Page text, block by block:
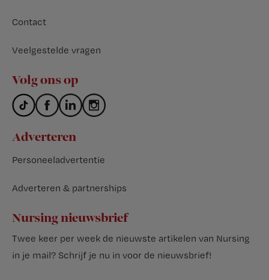
Contact
Veelgestelde vragen
Volg ons op
Adverteren
Personeeladvertentie
Adverteren & partnerships
Nursing nieuwsbrief
Twee keer per week de nieuwste artikelen van Nursing
in je mail? Schrijf je nu in voor de nieuwsbrief!